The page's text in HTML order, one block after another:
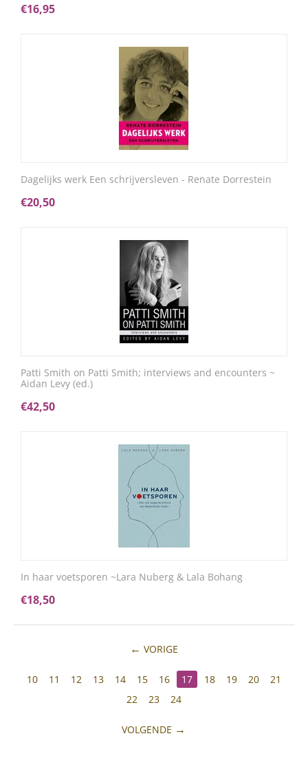
€16,95
Dagelijks werk Een schrijversleven - Renate Dorrestein
€20,50
Patti Smith on Patti Smith; interviews and encounters ~
Aidan Levy (ed.)
€42,50
In haar voetsporen ~Lara Nuberg & Lala Bohang
€18,50
VORIGE
10 11 12 13 14 15 16 17 18 19 20
21
22
23 24
VOLGENDE